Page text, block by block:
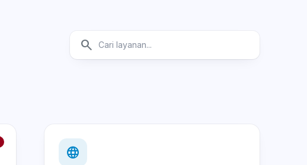
Cari di direktori layanan
search
language